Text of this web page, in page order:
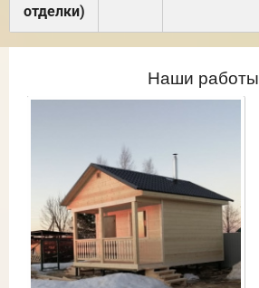
отделки)
Наши работы